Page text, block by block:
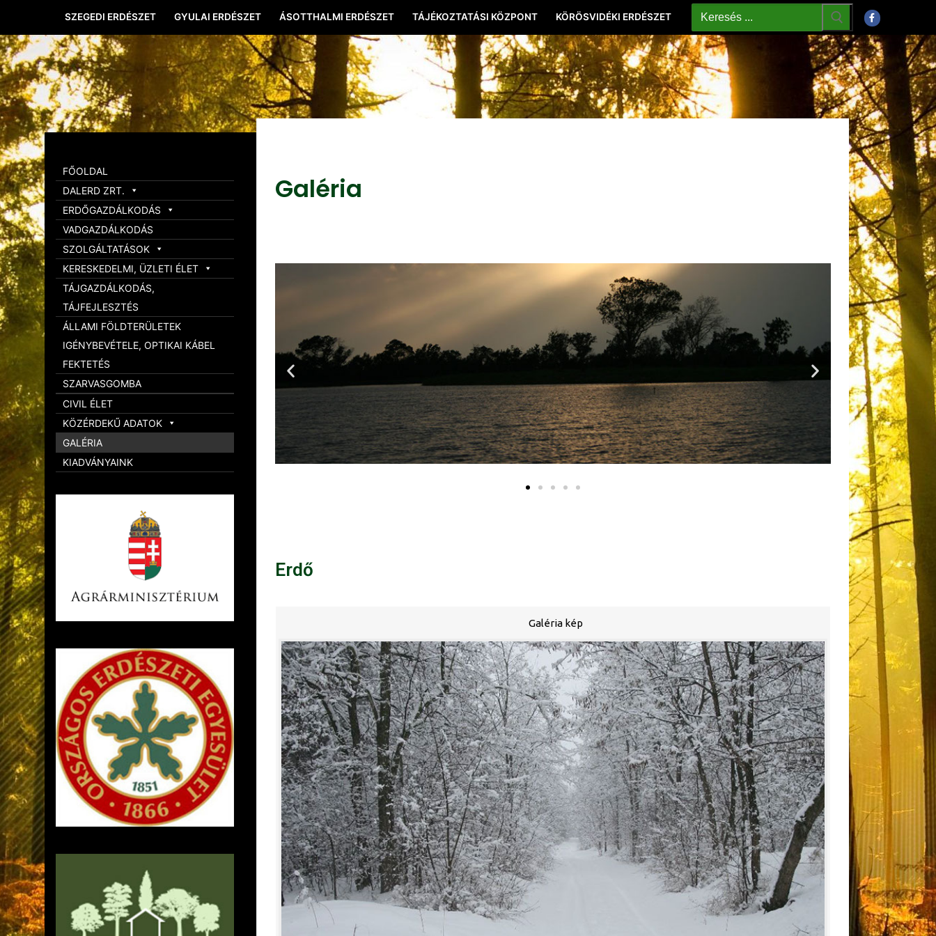
SZEGEDI ERDÉSZET GYULAI ERDÉSZET ÁSOTTHALMI ERDÉSZET TÁJÉKOZTATÁSI KÖZPONT KÖRÖSVIDÉKI ERDÉSZET
Galéria
Erdő
Galéria kép
FŐOLDAL
DALERD ZRT.
ERDŐGAZDÁLKODÁS
VADGAZDÁLKODÁS
SZOLGÁLTATÁSOK
KERESKEDELMI, ÜZLETI ÉLET
TÁJGAZDÁLKODÁS,
TÁJFEJLESZTÉS
ÁLLAMI FÖLDTERÜLETEK
IGÉNYBEVÉTELE, OPTIKAI KÁBEL
FEKTETÉS
SZARVASGOMBA
CIVIL ÉLET
KÖZÉRDEKŰ ADATOK
GALÉRIA
KIADVÁNYAINK